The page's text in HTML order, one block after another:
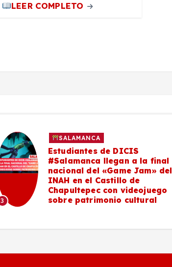
LEER COMPLETO
3
SALAMANCA
Estudiantes de DICIS
#Salamanca llegan a la final
nacional del «Game Jam» del
INAH en el Castillo de
Chapultepec con videojuego
sobre patrimonio cultural